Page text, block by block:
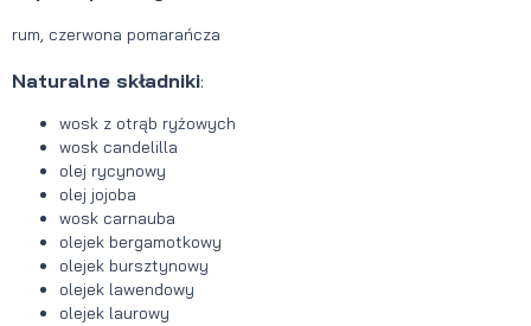
rum, czerwona pomarańcza
Naturalne składniki:
wosk z otrąb ryżowych
wosk candelilla
olej rycynowy
olej jojoba
wosk carnauba
olejek bergamotkowy
olejek bursztynowy
olejek lawendowy
olejek laurowy